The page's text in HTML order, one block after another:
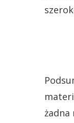
żadna